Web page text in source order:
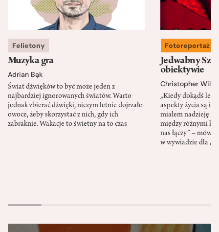
Felietony
Muzyka gra
Adrian Bąk
Świat dźwięków to być może jeden z
najbardziej ignorowanych światów. Warto
jednak zbierać dźwięki, niczym letnie dojrzałe
owoce, żeby skorzystać z nich, gdy ich
zabraknie. Wakacje to świetny na to czas
Fotoreportaż
Jedwabny
obiektywie
Christopher
„Kiedy dokądś
aspekty życia są
miałem nadzieję
między różnymi
nas łączy” –
w wywiadzie dla